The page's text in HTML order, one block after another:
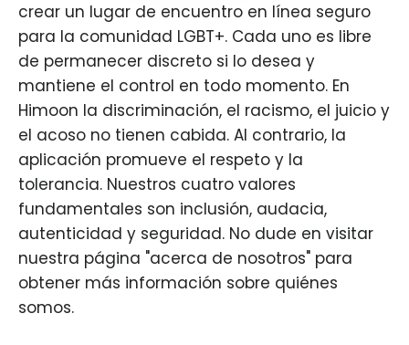
crear un lugar de encuentro en línea seguro
para la comunidad LGBT+. Cada uno es libre
de permanecer discreto si lo desea y
mantiene el control en todo momento. En
Himoon la discriminación, el racismo, el juicio y
el acoso no tienen cabida. Al contrario, la
aplicación promueve el respeto y la
tolerancia. Nuestros cuatro valores
fundamentales son inclusión, audacia,
autenticidad y seguridad. No dude en visitar
nuestra página "acerca de nosotros" para
obtener más información sobre quiénes
somos.